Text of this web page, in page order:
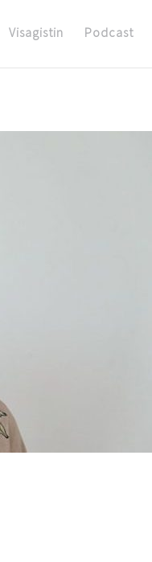
Visagistin Podcast